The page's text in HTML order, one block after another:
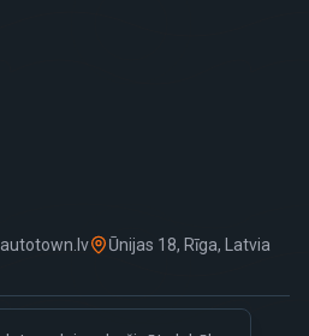
Ūnijas 18, Rīga, Latvia